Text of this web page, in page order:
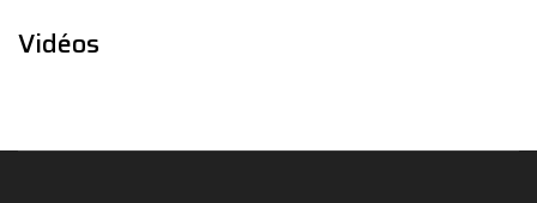
Vidéos